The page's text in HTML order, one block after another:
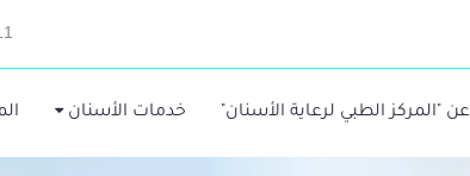
عن "المركز الطبي لرعاية الأسنان" خدمات الأسنان